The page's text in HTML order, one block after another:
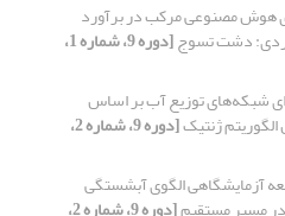
هوش مصنوعی مرکب در برآورد
دشت تسوج [دوره 9، شماره 1،
شبکه‌های توزیع آب بر اساس
ژنتیک [دوره 9، شماره 2،
آزمایشگاهی الگوی آبشستگی
[دوره 9، شماره 2،